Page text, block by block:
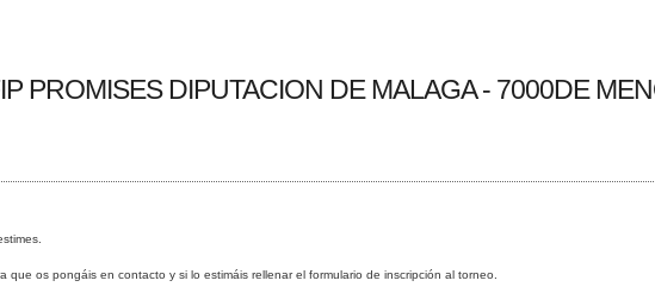
PROMISES DIPUTACION DE MALAGA - 7000DE
os pongáis en contacto y si lo estimáis rellenar el formulario de inscripción al torneo.